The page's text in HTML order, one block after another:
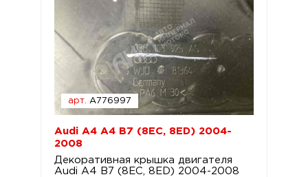
арт. A776997
Audi A4 A4 B7 (8EC, 8ED) 2004-
2008
Декоративная крышка двигателя
Audi A4 B7 (8EC, 8ED) 2004-2008